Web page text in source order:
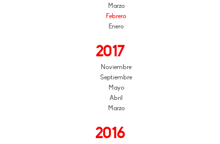
Marzo
Febrero
Enero
2017
Noviembre
Septiembre
Mayo
Abril
Marzo
2016